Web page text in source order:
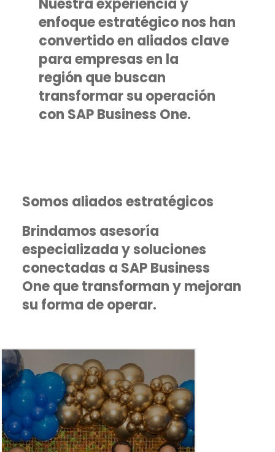
Nuestra experiencia y
enfoque estratégico nos han
convertido en aliados clave
para empresas en la
región que buscan
transformar su operación
con SAP Business One.
Somos aliados estratégicos
Brindamos asesoría
especializada y soluciones
conectadas a SAP Business
One que transforman y mejoran
su forma de operar.